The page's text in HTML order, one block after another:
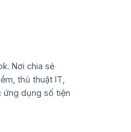
Nơi chia sẻ
thủ thuật IT,
ứng dụng số tiện